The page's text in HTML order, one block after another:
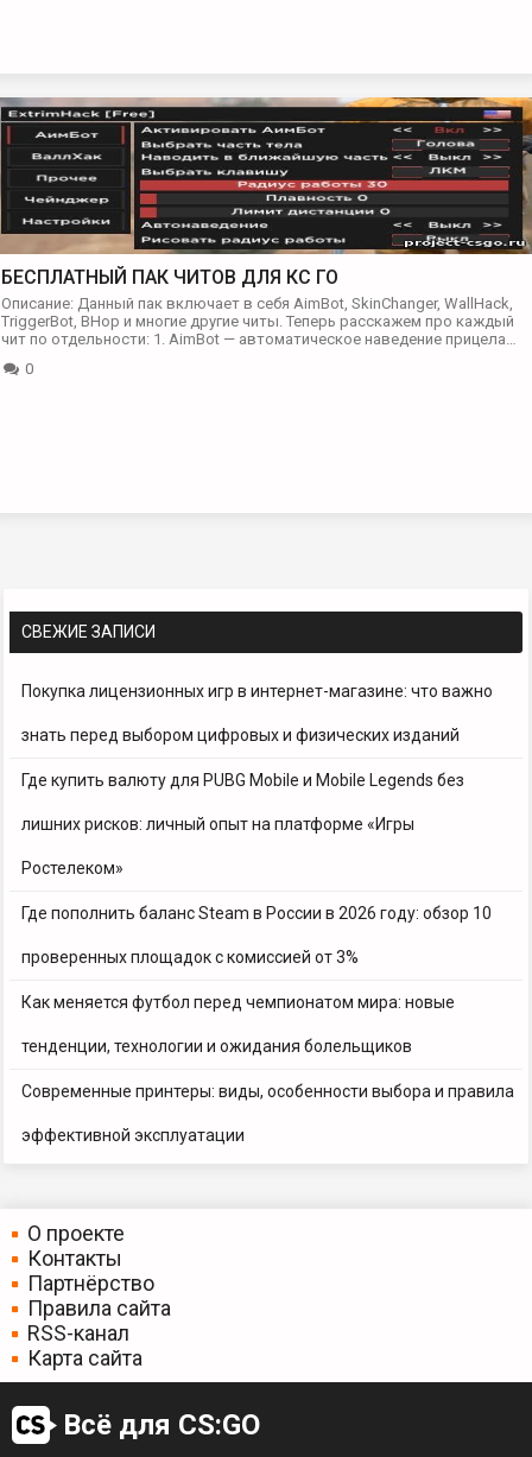
СВЕЖИЕ ЗАПИСИ
Покупка лицензионных игр в интернет-магазине: что важно
знать перед выбором цифровых и физических изданий
Где купить валюту для PUBG Mobile и Mobile Legends без
лишних рисков: личный опыт на платформе «Игры
Ростелеком»
Где пополнить баланс Steam в России в 2026 году: обзор 10
проверенных площадок с комиссией от 3%
Как меняется футбол перед чемпионатом мира: новые
тенденции, технологии и ожидания болельщиков
Современные принтеры: виды, особенности выбора и правила
эффективной эксплуатации
БЕСПЛАТНЫЙ ПАК ЧИТОВ ДЛЯ КС ГО
Описание: Данный пак включает в себя AimBot, SkinChanger, WallHack,
TriggerBot, BHop и многие другие читы. Теперь расскажем про каждый
чит по отдельности: 1. AimBot — автоматическое наведение прицела…
0
О проекте
Контакты
Партнёрство
Правила сайта
RSS-канал
Карта сайта
Всё для CS:GO